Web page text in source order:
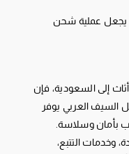
يجعل عملية شحن
إلى السعودية، فإن
السيف العربي يوفر
بأمان وسلاسة.
وخدمات التتبع،